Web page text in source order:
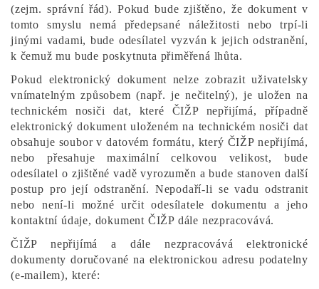
(zejm. správní řád). Pokud bude zjištěno, že dokument v
tomto smyslu nemá předepsané náležitosti nebo trpí-li
jinými vadami, bude odesílatel vyzván k jejich odstranění,
k čemuž mu bude poskytnuta přiměřená lhůta.
Pokud elektronický dokument nelze zobrazit uživatelsky
vnímatelným způsobem (např. je nečitelný), je uložen na
technickém nosiči dat, které ČIŽP nepřijímá, případně
elektronický dokument uloženém na technickém nosiči dat
obsahuje soubor v datovém formátu, který ČIŽP nepřijímá,
nebo přesahuje maximální celkovou velikost, bude
odesílatel o zjištěné vadě vyrozuměn a bude stanoven další
postup pro její odstranění. Nepodaří-li se vadu odstranit
nebo není-li možné určit odesílatele dokumentu a jeho
kontaktní údaje, dokument ČIŽP dále nezpracovává.
ČIŽP nepřijímá a dále nezpracovává elektronické
dokumenty doručované na elektronickou adresu podatelny
(e-mailem), které: